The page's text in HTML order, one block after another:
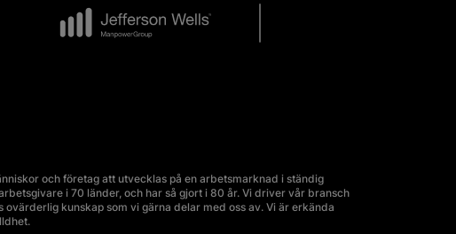
och företag att utvecklas på en arbetsmarknad i ständig
i 70 länder, och har så gjort i 80 år. Vi driver vår bransch
kunskap som vi gärna delar med oss av. Vi är erkända